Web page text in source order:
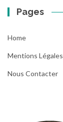
Pages
Home
Mentions Légales
Nous Contacter